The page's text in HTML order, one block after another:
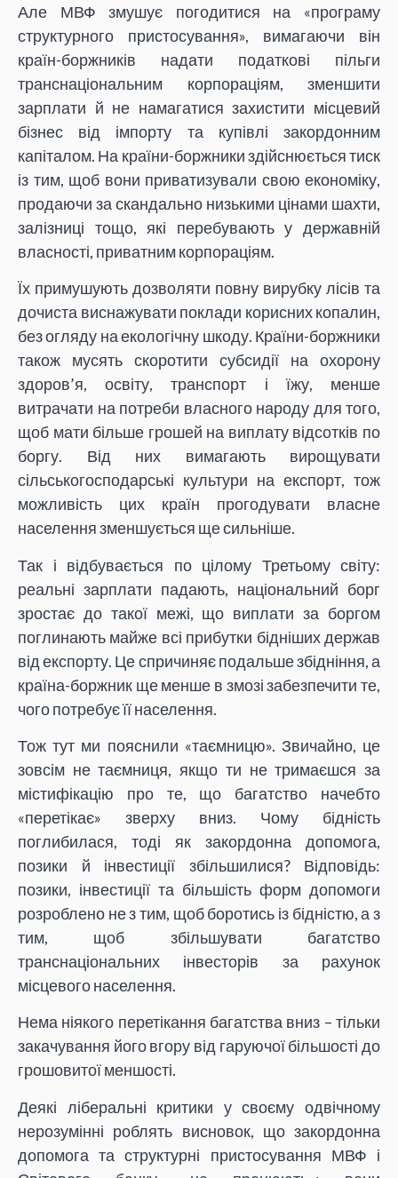
Але МВФ змушує погодитися на «програму
структурного пристосування», вимагаючи він
країн-боржників надати податкові пільги
транснаціональним корпораціям, зменшити
зарплати й не намагатися захистити місцевий
бізнес від імпорту та купівлі закордонним
капіталом. На країни-боржники здійснюється тиск
із тим, щоб вони приватизували свою економіку,
продаючи за скандально низькими цінами шахти,
залізниці тощо, які перебувають у державній
власності, приватним корпораціям.
Їх примушують дозволяти повну вирубку лісів та
дочиста виснажувати поклади корисних копалин,
без огляду на екологічну шкоду. Країни-боржники
також мусять скоротити субсидії на охорону
здоров’я, освіту, транспорт і їжу, менше
витрачати на потреби власного народу для того,
щоб мати більше грошей на виплату відсотків по
боргу. Від них вимагають вирощувати
сільськогосподарські культури на експорт, тож
можливість цих країн прогодувати власне
населення зменшується ще сильніше.
Так і відбувається по цілому Третьому світу:
реальні зарплати падають, національний борг
зростає до такої межі, що виплати за боргом
поглинають майже всі прибутки бідніших держав
від експорту. Це спричиняє подальше збідніння, а
країна-боржник ще менше в змозі забезпечити те,
чого потребує її населення.
Тож тут ми пояснили «таємницю». Звичайно, це
зовсім не таємниця, якщо ти не тримаєшся за
містифікацію про те, що багатство начебто
«перетікає» зверху вниз. Чому бідність
поглибилася, тоді як закордонна допомога,
позики й інвестиції збільшилися? Відповідь:
позики, інвестиції та більшість форм допомоги
розроблено не з тим, щоб боротись із бідністю, а з
тим, щоб збільшувати багатство
транснаціональних інвесторів за рахунок
місцевого населення.
Нема ніякого перетікання багатства вниз – тільки
закачування його вгору від гаруючої більшості до
грошовитої меншості.
Деякі ліберальні критики у своєму одвічному
нерозумінні роблять висновок, що закордонна
допомога та структурні пристосування МВФ і